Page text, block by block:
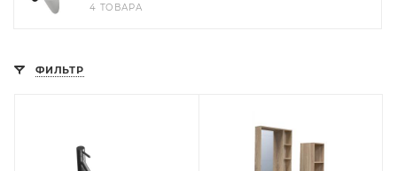
4 ТОВАРА
ФИЛЬТР